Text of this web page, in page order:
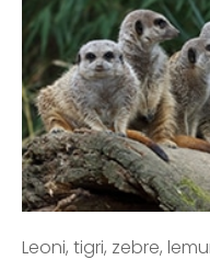
Leoni, tigri, zebre,